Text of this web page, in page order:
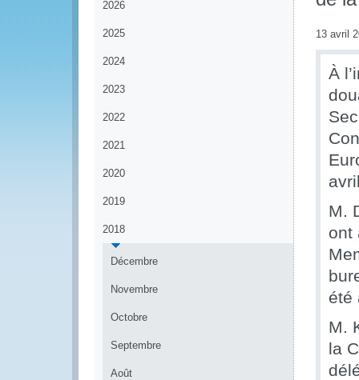
2026
2025
2024
2023
2022
2021
2020
2019
2018
Décembre
Novembre
Octobre
Septembre
Août
13 avril
À
M.
ont
été
M.
la